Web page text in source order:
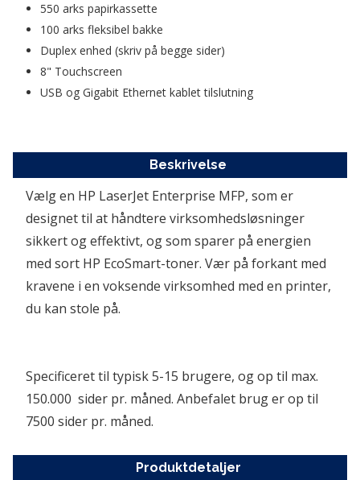
550 arks papirkassette
100 arks fleksibel bakke
Duplex enhed (skriv på begge sider)
8" Touchscreen
USB og Gigabit Ethernet kablet tilslutning
Beskrivelse
Vælg en HP LaserJet Enterprise MFP, som er
designet til at håndtere virksomhedsløsninger
sikkert og effektivt, og som sparer på energien
med sort HP EcoSmart-toner. Vær på forkant med
kravene i en voksende virksomhed med en printer,
du kan stole på.
Specificeret til typisk 5-15 brugere, og op til max.
150.000  sider pr. måned. Anbefalet brug er op til
7500 sider pr. måned.
Produktdetaljer